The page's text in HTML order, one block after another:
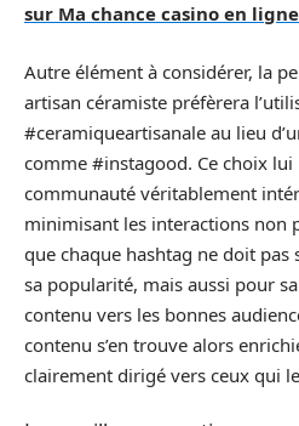
sur Ma chance casino en ligne
Autre élément à considérer, la
artisan céramiste préfèrera
#ceramiqueartisanale au lieu
comme #instagood. Ce choix
communauté véritablement
minimisant les interactions non
que chaque hashtag ne doit
sa popularité, mais aussi pour
contenu vers les bonnes
contenu s’en trouve alors
clairement dirigé vers ceux qui